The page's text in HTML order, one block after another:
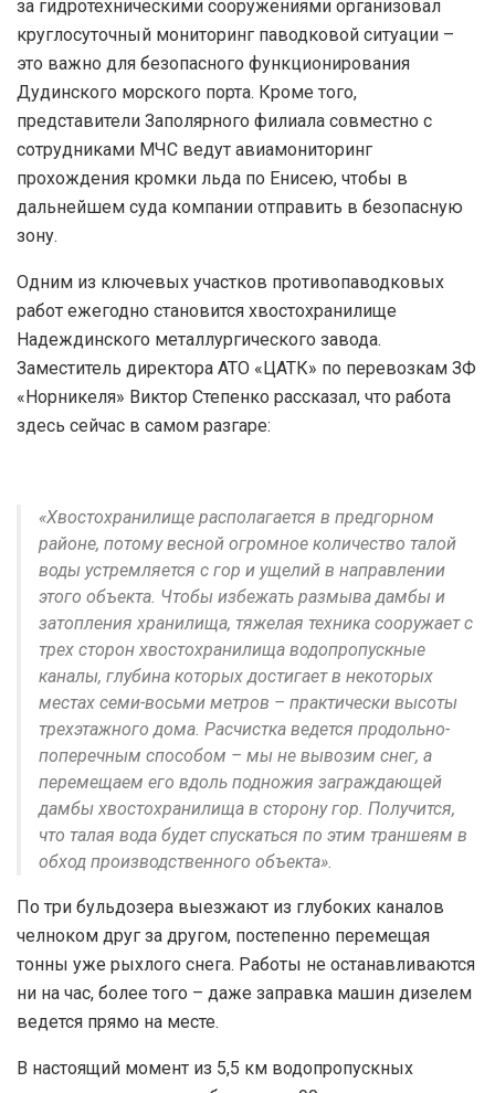
за гидротехническими сооружениями организовал
круглосуточный мониторинг паводковой ситуации –
это важно для безопасного функционирования
Дудинского морского порта. Кроме того,
представители Заполярного филиала совместно с
сотрудниками МЧС ведут авиамониторинг
прохождения кромки льда по Енисею, чтобы в
дальнейшем суда компании отправить в безопасную
зону.
Одним из ключевых участков противопаводковых
работ ежегодно становится хвостохранилище
Надеждинского металлургического завода.
Заместитель директора АТО «ЦАТК» по перевозкам ЗФ
«Норникеля» Виктор Степенко рассказал, что работа
здесь сейчас в самом разгаре:
«Хвостохранилище располагается в предгорном
районе, потому весной огромное количество талой
воды устремляется с гор и ущелий в направлении
этого объекта. Чтобы избежать размыва дамбы и
затопления хранилища, тяжелая техника сооружает с
трех сторон хвостохранилища водопропускные
каналы, глубина которых достигает в некоторых
местах семи-восьми метров – практически высоты
трехэтажного дома. Расчистка ведется продольно-
поперечным способом – мы не вывозим снег, а
перемещаем его вдоль подножия заграждающей
дамбы хвостохранилища в сторону гор. Получится,
что талая вода будет спускаться по этим траншеям в
обход производственного объекта».
По три бульдозера выезжают из глубоких каналов
челноком друг за другом, постепенно перемещая
тонны уже рыхлого снега. Работы не останавливаются
ни на час, более того – даже заправка машин дизелем
ведется прямо на месте.
В настоящий момент из 5,5 км водопропускных